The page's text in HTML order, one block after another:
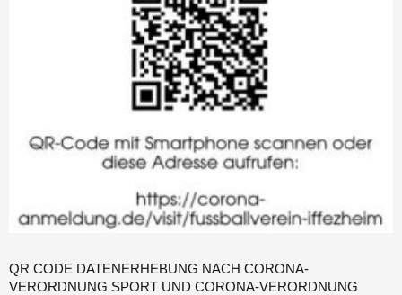
QR CODE DATENERHEBUNG NACH CORONA-
VERORDNUNG SPORT UND CORONA-VERORDNUNG